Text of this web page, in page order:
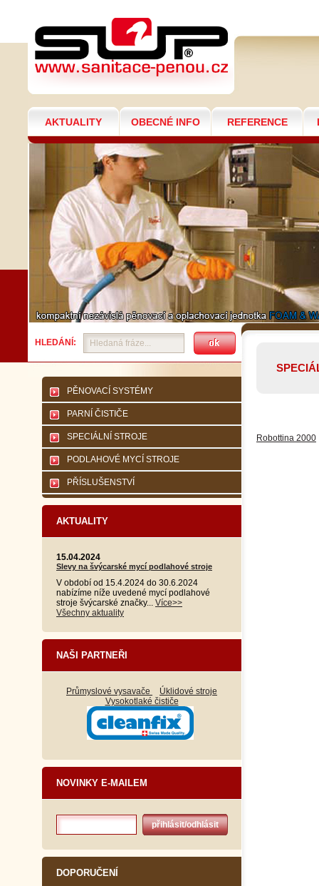
HLEDÁNÍ:
AKTUALITY OBECNÉ INFO REFERENCE
PĚNOVACÍ SYSTÉMY
PARNÍ ČISTIČE
SPECIÁLNÍ STROJE
PODLAHOVÉ MYCÍ STROJE
PŘÍSLUŠENSTVÍ
AKTUALITY
15.04.2024
Slevy na švýcarské mycí podlahové stroje
V období od 15.4.2024 do 30.6.2024
nabízíme níže uvedené mycí podlahové
stroje švýcarské značky... Více>>
Všechny aktuality
NAŠI PARTNEŘI
Průmyslové vysavače
Úklidové stroje
Vysokotlaké čističe
NOVINKY E-MAILEM
DOPORUČENÍ
Robottina 2000